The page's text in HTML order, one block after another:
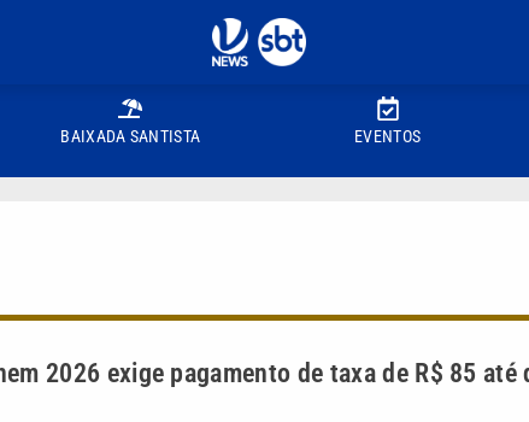
BAIXADA SANTISTA EVENTOS
2026 exige pagamento de taxa de R$ 85 até